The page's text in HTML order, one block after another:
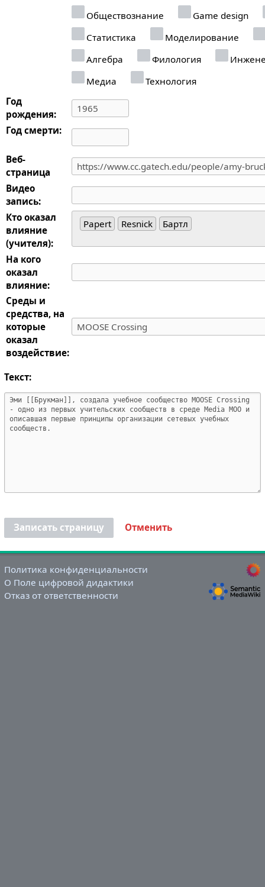
Обществознание
Game design
Статистика
Моделирование
Алгебра
Филология
Медиа
Технология
Год
рождения:
Год смерти:
Веб-
страница
Видео
запись:
Кто оказал
влияние
(учителя):
Papert Resnick Бартл
На кого
оказал
влияние:
Среды и
средства, на
которые
оказал
воздействие:
Текст:
Записать страницу Отменить
Политика конфиденциальности
О Поле цифровой дидактики
Отказ от ответственности